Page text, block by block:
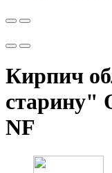
Кирпич
старину"
NF